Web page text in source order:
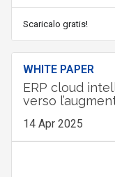
Scaricalo gratis!
WHITE PAPER
ERP cloud
verso
14 Apr 2025